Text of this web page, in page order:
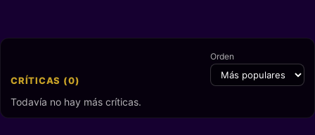
CRÍTICAS (0)
Orden
Todavía no hay más críticas.